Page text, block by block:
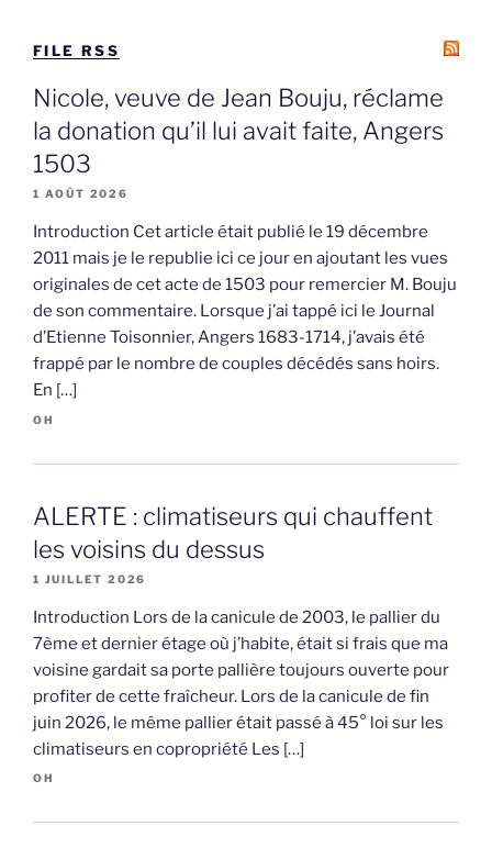
FILE RSS
Nicole, veuve de Jean Bouju, réclame
la donation qu’il lui avait faite, Angers
1503
1 AOÛT 2026
Introduction Cet article était publié le 19 décembre
2011 mais je le republie ici ce jour en ajoutant les vues
originales de cet acte de 1503 pour remercier M. Bouju
de son commentaire. Lorsque j’ai tappé ici le Journal
d’Etienne Toisonnier, Angers 1683-1714, j’avais été
frappé par le nombre de couples décédés sans hoirs.
En […]
OH
ALERTE : climatiseurs qui chauffent
les voisins du dessus
1 JUILLET 2026
Introduction Lors de la canicule de 2003, le pallier du
7ème et dernier étage où j’habite, était si frais que ma
voisine gardait sa porte pallière toujours ouverte pour
profiter de cette fraîcheur. Lors de la canicule de fin
juin 2026, le même pallier était passé à 45° loi sur les
climatiseurs en copropriété Les […]
OH